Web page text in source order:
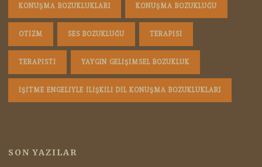
KONUŞMA BOZUKLUKLARI KONUŞMA BOZUKLUĞU
OTIZM SES BOZUKLUĞU TERAPISI
TERAPISTI YAYGIN GELIŞIMSEL BOZUKLUK
İŞITME ENGELIYLE İLIŞKILI DIL KONUŞMA BOZUKLUKLARI
SON YAZILAR